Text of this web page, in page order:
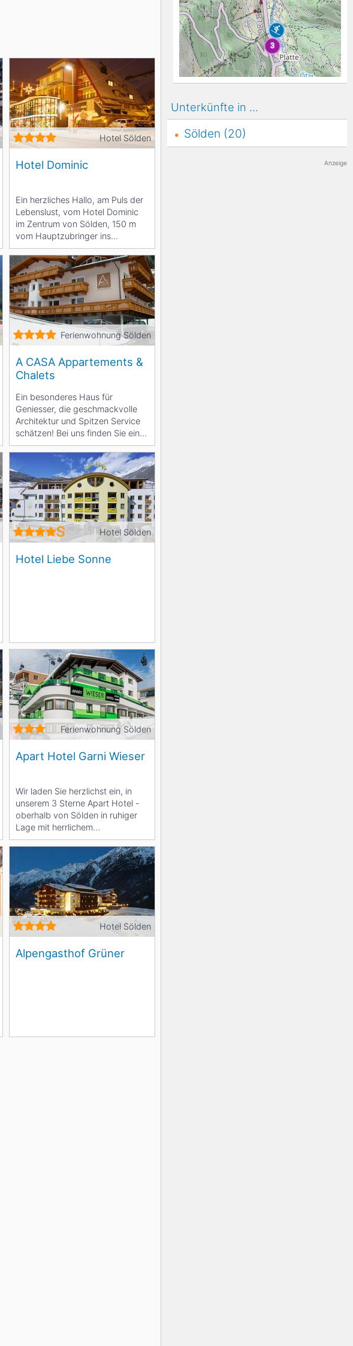
Hotel Sölden
Hotel Dominic
Ein herzliches Hallo, am Puls der
Lebenslust, vom Hotel Dominic
im Zentrum von Sölden, 150 m
vom Hauptzubringer ins
Skigebiet entfernt. Ein...
Ferienwohnung Sölden
A CASA Appartements &
Chalets
Ein besonderes Haus für
Geniesser, die geschmackvolle
Architektur und Spitzen Service
schätzen! Bei uns finden Sie ein
Ambiente, das...
Hotel Sölden
Hotel Liebe Sonne
Ferienwohnung Sölden
Apart Hotel Garni Wieser
Wir laden Sie herzlichst ein, in
unserem 3 Sterne Apart Hotel -
oberhalb von Sölden in ruhiger
Lage mit herrlichem
Panoramablick - Ihren Urlaub...
Hotel Sölden
Alpengasthof Grüner
Unterkünfte in ...
Sölden (20)
Anzeige
Scott Black Diamond